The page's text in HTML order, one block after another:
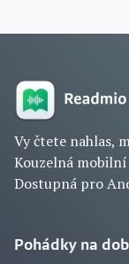
Vy čtete nahlas,
Kouzelná
Dostupná pro
Pohádky na